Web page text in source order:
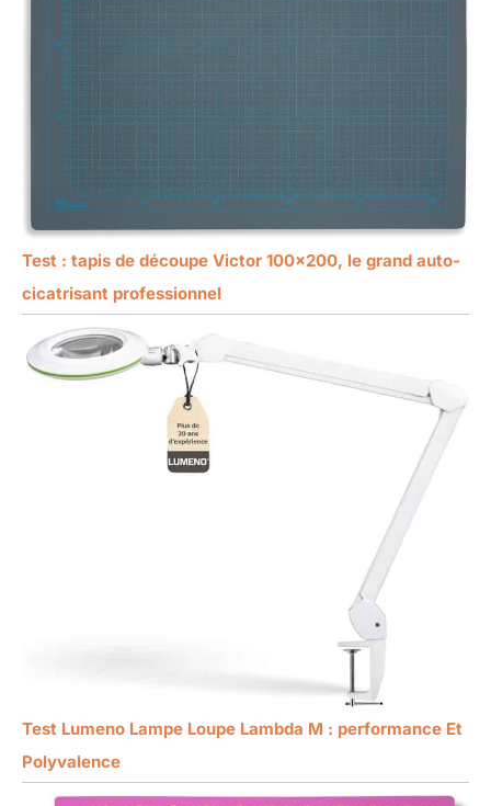
Test : tapis de découpe Victor 100×200, le grand auto-
cicatrisant professionnel
Test Lumeno Lampe Loupe Lambda M : performance Et
Polyvalence